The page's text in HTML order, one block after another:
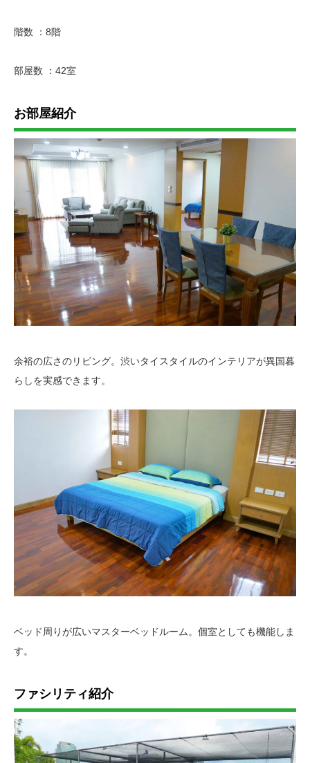
階数 ：8階
部屋数 ：42室
お部屋紹介
余裕の広さのリビング。渋いタイスタイルのインテリアが異国暮
らしを実感できます。
ベッド周りが広いマスターベッドルーム。個室としても機能しま
す。
ファシリティ紹介